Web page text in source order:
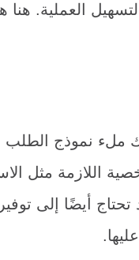
لتسهيل العملية.
نموذج الطلب
اللازمة مثل
أيضًا إلى